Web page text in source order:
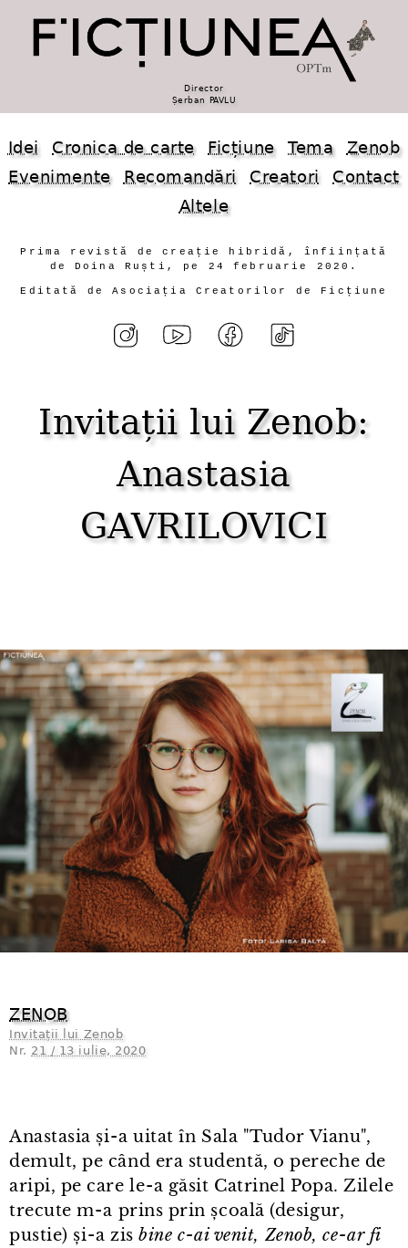
Director
Șerban PAVLU
Idei Cronica de carte Ficțiune Tema
Zenob
Evenimente
Recomandări Creatori
Contact
Altele
Prima revistă de creație hibridă, înființată
de Doina Ruști, pe 24 februarie 2020.
Editată de Asociația Creatorilor de Ficțiune
Invitații lui Zenob:
Anastasia
GAVRILOVICI
ZENOB
Invitații lui Zenob
Nr. 21 / 13 iulie, 2020
Anastasia și⁠-⁠a uitat în Sala "Tudor Vianu",
demult, pe când era studentă, o pereche de
aripi, pe care le⁠-⁠a găsit Catrinel Popa. Zilele
trecute m⁠-⁠a prins prin școală (desigur,
pustie) și⁠-⁠a zisbine c⁠-⁠ai venit, Zenob, ce⁠-⁠ar fi